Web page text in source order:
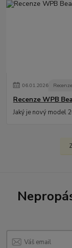
06.01.2026
Recenze WPB
Jaký je nový model